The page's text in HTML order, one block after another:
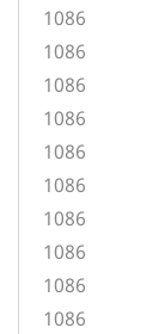
1086
1086
1086
1086
1086
1086
1086
1086
1086
1086